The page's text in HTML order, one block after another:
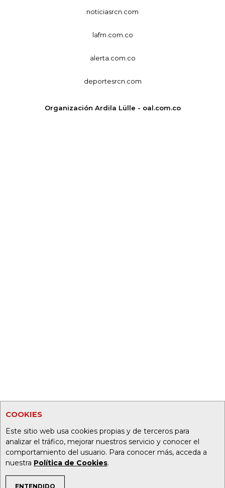
COOKIES
Este sitio web usa cookies propias y de terceros para
analizar el tráfico, mejorar nuestros servicio y conocer el
comportamiento del usuario. Para conocer más, acceda a
nuestra Política de Cookies.
ENTENDIDO
noticiasrcn.com
lafm.com.co
alerta.com.co
deportesrcn.com
Organización Ardila Lülle - oal.com.co